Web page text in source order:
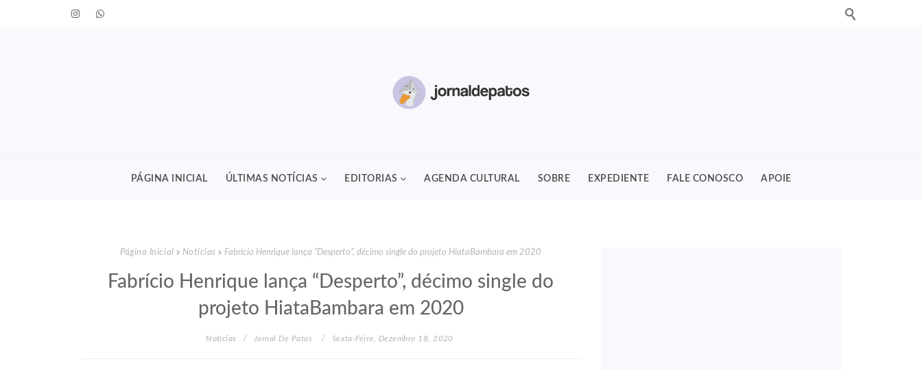
PÁGINA INICIAL ÚLTIMAS NOTÍCIAS EDITORIAS AGENDA CULTURAL SOBRE EXPEDIENTE FALE CONOSCO APOIE
Página Inicial Notícias Fabrício Henrique lança “Desperto”, décimo single do projeto HiataBambara em 2020
Fabrício Henrique lança “Desperto”, décimo single do
projeto HiataBambara em 2020
Notícias Jornal De Patos Sexta-Feira, Dezembro 18, 2020